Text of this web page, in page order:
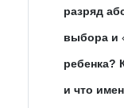
разряд
выбора и
ребенка?
и что